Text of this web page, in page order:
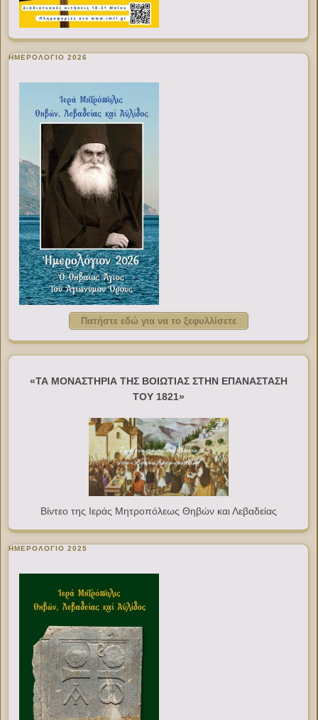
ΗΜΕΡΟΛΟΓΙΟ 2026
Πατήστε εδώ για να το ξεφυλλίσετε
«ΤΑ ΜΟΝΑΣΤΗΡΙΑ ΤΗΣ ΒΟΙΩΤΙΑΣ ΣΤΗΝ ΕΠΑΝΑΣΤΑΣΗ
ΤΟΥ 1821»
Βίντεο της Ιεράς Μητροπόλεως Θηβών και Λεβαδείας
ΗΜΕΡΟΛΟΓΙΟ 2025